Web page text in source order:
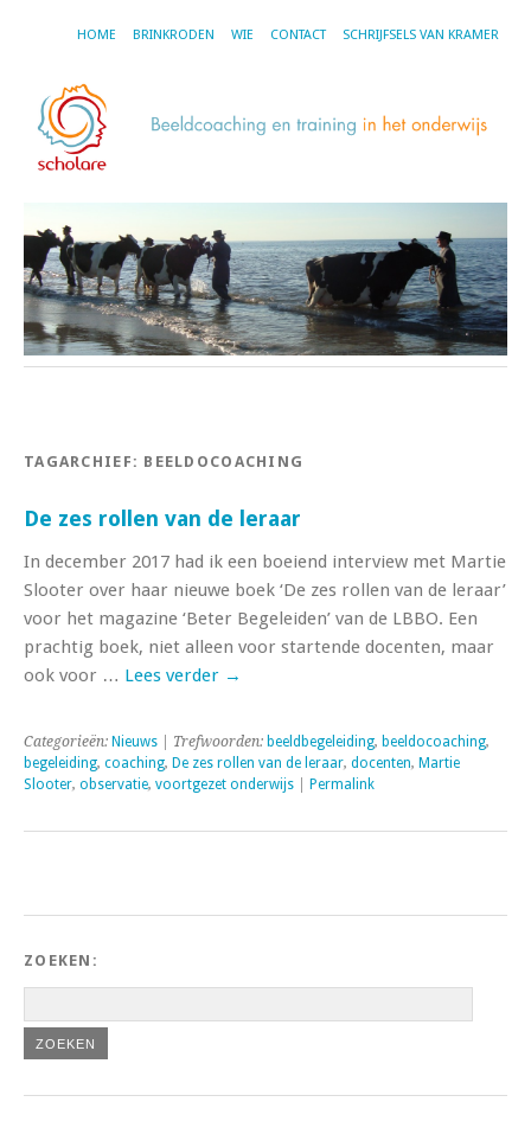
HOME BRINKRODEN WIE CONTACT SCHRIJFSELS VAN KRAMER
TAGARCHIEF: BEELDOCOACHING
De zes rollen van de leraar
In december 2017 had ik een boeiend interview met Martie
Slooter over haar nieuwe boek ‘De zes rollen van de leraar’
voor het magazine ‘Beter Begeleiden’ van de LBBO. Een
prachtig boek, niet alleen voor startende docenten, maar
ook voor … Lees verder →
Categorieën: Nieuws | Trefwoorden: beeldbegeleiding, beeldocoaching,
begeleiding, coaching, De zes rollen van de leraar, docenten, Martie
Slooter, observatie, voortgezet onderwijs Permalink
ZOEKEN: